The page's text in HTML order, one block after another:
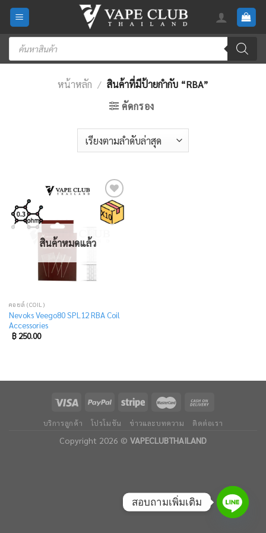
Skip
content
Products
search
หน้าหลัก / สินค้าที่มีป้ายกำกับ “RBA”
คัดกรอง
Add
to
wishlist
สินค้าหมดแล้ว
คอยล์ (COIL)
Nevoks Veego80 SPL12 RBA Coil
Accessories
฿250.00
บริการลูกค้า โปรโมชัน ข่าวและบทความ ติดต่อเรา
Copyright 2026 © VAPECLUBTHAILAND
สอบถามเพิ่มเติม